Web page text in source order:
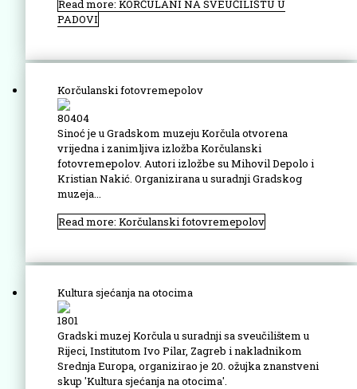
Read more: KORČULANI NA SVEUČILIŠTU U
PADOVI
Korčulanski fotovremepolov
80404
Sinoć je u Gradskom muzeju Korčula otvorena
vrijedna i zanimljiva izložba Korčulanski
fotovremepolov. Autori izložbe su Mihovil Depolo i
Kristian Nakić. Organizirana u suradnji Gradskog
muzeja...
Read more: Korčulanski fotovremepolov
Kultura sjećanja na otocima
1801
Gradski muzej Korčula u suradnji sa sveučilištem u
Rijeci, Institutom Ivo Pilar, Zagreb i nakladnikom
Srednja Europa, organizirao je 20. ožujka znanstveni
skup 'Kultura sjećanja na otocima'.